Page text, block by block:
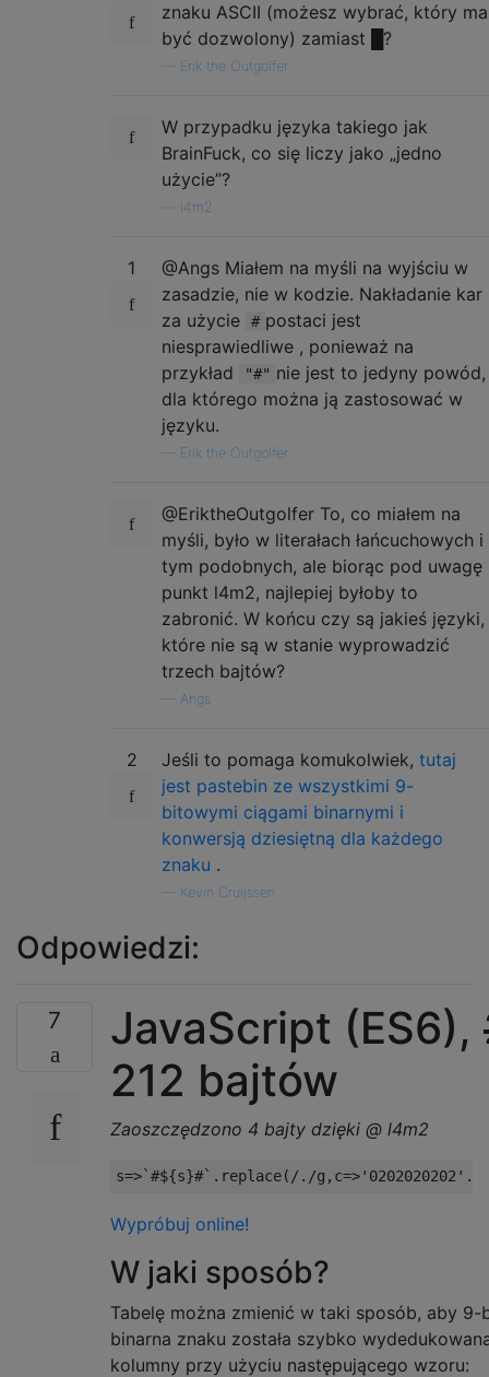
znaku ASCII (możesz wybrać, który ma
być dozwolony) zamiast █?
Erik the Outgolfer
W przypadku języka takiego jak
BrainFuck, co się liczy jako „jedno
użycie”?
l4m2
1
@Angs Miałem na myśli na wyjściu w
zasadzie, nie w kodzie. Nakładanie kar
za użycie
# postaci jest
niesprawiedliwe , ponieważ na
przykład
"#" nie jest to jedyny powód,
dla którego można ją zastosować w
języku.
Erik the Outgolfer
@EriktheOutgolfer To, co miałem na
myśli, było w literałach łańcuchowych i
tym podobnych, ale biorąc pod uwagę
punkt l4m2, najlepiej byłoby to
zabronić. W końcu czy są jakieś języki,
które nie są w stanie wyprowadzić
trzech bajtów?
Angs
2 Jeśli to pomaga komukolwiek, tutaj
jest pastebin ze wszystkimi 9-
bitowymi ciągami binarnymi i
konwersją dziesiętną dla każdego
znaku .
Kevin Cruijssen
Odpowiedzi:
7 JavaScript (ES6),
212 bajtów
Zaoszczędzono 4 bajty dzięki @ l4m2
s=>`#${s}#`. replace( /./g , c=>'0202020202' .
Wypróbuj online!
W jaki sposób?
Tabelę można zmienić w taki sposób, aby 9-
binarna znaku została szybko
kolumny przy użyciu następującego wzoru: